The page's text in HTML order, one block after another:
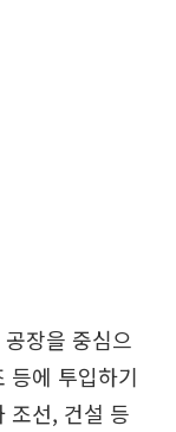
장을 중심으
등에 투입하기
조선, 건설 등